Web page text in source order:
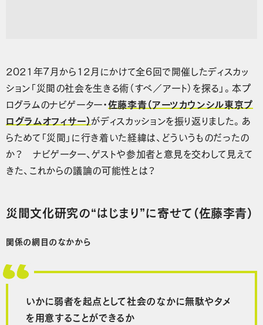
2021年7月から12月にかけて全6回で開催したディスカッ
ション「災間の社会を生きる術（すべ／アート）を探る」。本プ
ログラムのナビゲーター・佐藤李青（アーツカウンシル東京プ
ログラムオフィサー）がディスカッションを振り返りました。あ
らためて「災間」に行き着いた経緯は、どういうものだったの
か？ ナビゲーター、ゲストや参加者と意見を交わして見えて
きた、これからの議論の可能性とは？
災間文化研究の“はじまり”に寄せて（佐藤李青）
関係の網目のなかから
いかに弱者を起点として社会のなかに無駄やタメ
を用意することができるか